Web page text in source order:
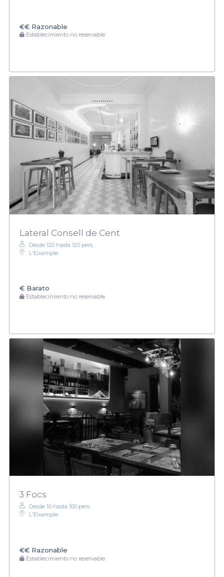
€€ Razonable
Establecimiento no reservable
Lateral Consell de Cent
Desde 120 hasta 120 pers.
L'Eixample
€ Barato
Establecimiento no reservable
3 Focs
Desde 10 hasta 100 pers.
L'Eixample
€€ Razonable
Establecimiento no reservable